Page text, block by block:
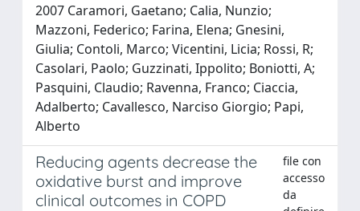
2007 Caramori, Gaetano; Calia, Nunzio;
Mazzoni, Federico; Farina, Elena; Gnesini,
Giulia; Contoli, Marco; Vicentini, Licia; Rossi, R;
Casolari, Paolo; Guzzinati, Ippolito; Boniotti, A;
Pasquini, Claudio; Ravenna, Franco; Ciaccia,
Adalberto; Cavallesco, Narciso Giorgio; Papi,
Alberto
Reducing agents decrease the
oxidative burst and improve
clinical outcomes in COPD
file con
accesso
da